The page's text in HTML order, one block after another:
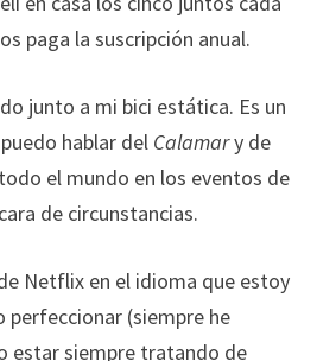
paga la suscripción anual.
junto a mi bici estática. Es un
hablar del Calamary de
el mundo en los eventos de
de circunstancias.
Netflix en el idioma que estoy
(siempre he
estar siempre tratando de